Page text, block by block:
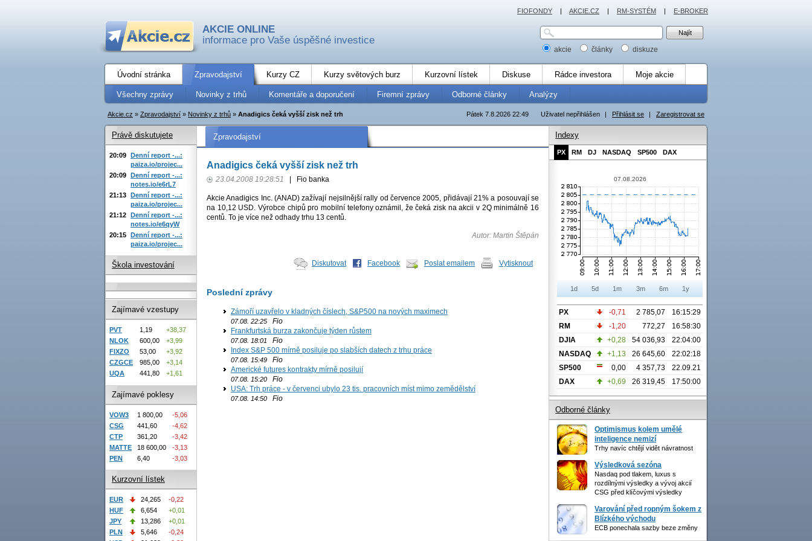
AKCIE ONLINE
informace pro Vaše úspěšné investice
akcie články diskuze
Úvodní stránka Zpravodajství Kurzy CZ Kurzy světových burz Kurzovní lístek Diskuse Rádce investora Moje akcie
Všechny zprávy Novinky z trhů Komentáře a doporučení Firemní zprávy Odborné články Analýzy
Uživatel nepřihlášen | Přihlásit se | Zaregistrovat se
Pátek 7.8.2026 22:49
Akcie.cz » Zpravodajství » Novinky z trhů » Anadigics čeká vyšší zisk než trh
Zpravodajství
Anadigics čeká vyšší zisk než trh
23.04.2008 19:28:51 Fio banka
Akcie Anadigics Inc. (ANAD) zažívají nejsilnější rally od července 2005, přidávají 21% a posouvají se
na 10,12 USD. Výrobce chipů pro mobilní telefony oznámil, že čeká zisk na akcii v 2Q minimálně 16
centů. To je více než odhady trhu 13 centů.
Autor: Martin Štěpán
Diskutovat Facebook Poslat emailem Vytisknout
Poslední zprávy
Zámoří uzavřelo v kladných číslech, S&P500 na nových maximech
07.08. 22:25 Fio
Frankfurtská burza zakončuje týden růstem
07.08. 18:01
Fio
Index S&P 500 mírně posiluje po slabších datech z trhu práce
07.08. 15:49 Fio
Americké futures kontrakty mírně posilují
07.08. 15:20 Fio
USA: Trh práce - v červenci ubylo 23 tis. pracovních míst mimo zemědělství
07.08. 14:50 Fio
Právě diskutujete
20:09 Denní report -...:
paiza.io/projec...
20:09 Denní report -...:
notes.io/e6rL7
21:13 Denní report -...:
paiza.io/projec...
21:12 Denní report -...:
notes.io/e6qyW
20:15 Denní report -...:
paiza.io/projec...
Škola investování
Zajímavé vzestupy
PVT 1,19
+38,37
NLOK
600,00
+3,99
FIXZO
53,00
+3,92
CZGCE
985,00
+3,14
UQA
441,80 +1,61
Zajímavé poklesy
VOW3 1 800,00
-5,06
CSG
441,60
-4,62
CTP
361,20
-3,42
MATTE
18 600,00
-3,13
PEN
6,40 -3,03
Kurzovní lístek
EUR 24,265
-0,22
HUF
6,654
+0,01
JPY
13,286
+0,01
PLN
5,646
-0,24
Indexy
PX RM DJ NASDAQ SP500 DAX
07.08.2026
1d 5d 1m 3m 6m 1y
PX -0,71 2 785,07
16:15:29
RM
-1,20 772,27
16:58:30
DJIA
+0,28 54 036,93
22:04:00
NASDAQ
+1,13 26 645,60
22:02:18
SP500
0,00 4 357,73
22.09.21
DAX
+0,69 26 319,45 17:50:00
Odborné články
Optimismus kolem umělé
inteligence nemizí
Trhy navíc chtějí vidět návratnost
Výsledková sezóna
Nasdaq pod tlakem, luxus s
rozdílnými výsledky a vývoj akcií
CSG před klíčovými výsledky
Varování před ropným šokem z
Blízkého východu
ECB ponechala sazby beze změny
FIOFONDY | AKCIE.CZ | RM-SYSTÉM | E-BROKER